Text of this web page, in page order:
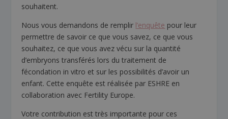
souhaitent.
Nous vous demandons de remplir l’enquête pour leur
permettre de savoir ce que vous savez, ce que vous
souhaitez, ce que vous avez vécu sur la quantité
d’embryons transférés lors du traitement de
fécondation in vitro et sur les possibilités d’avoir un
enfant. Cette enquête est réalisée par ESHRE en
collaboration avec Fertility Europe.
Votre contribution est très importante pour ces